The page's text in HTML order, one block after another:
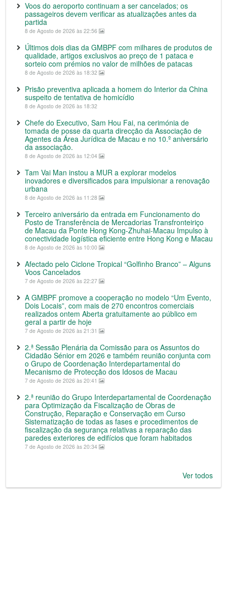
Voos do aeroporto continuam a ser cancelados; os
passageiros devem verificar as atualizações antes da
partida
8 de Agosto de 2026 às 22:56
Últimos dois dias da GMBPF com milhares de produtos de
qualidade, artigos exclusivos ao preço de 1 pataca e
sorteio com prémios no valor de milhões de patacas
8 de Agosto de 2026 às 18:32
Prisão preventiva aplicada a homem do Interior da China
suspeito de tentativa de homicídio
8 de Agosto de 2026 às 18:32
Chefe do Executivo, Sam Hou Fai, na cerimónia de
tomada de posse da quarta direcção da Associação de
Agentes da Área Jurídica de Macau e no 10.º aniversário
da associação.
8 de Agosto de 2026 às 12:04
Tam Vai Man instou a MUR a explorar modelos
inovadores e diversificados para impulsionar a renovação
urbana
8 de Agosto de 2026 às 11:28
Terceiro aniversário da entrada em Funcionamento do
Posto de Transferência de Mercadorias Transfronteiriço
de Macau da Ponte Hong Kong-Zhuhai-Macau Impulso à
conectividade logística eficiente entre Hong Kong e Macau
8 de Agosto de 2026 às 10:00
Afectado pelo Ciclone Tropical “Golfinho Branco” – Alguns
Voos Cancelados
7 de Agosto de 2026 às 22:27
A GMBPF promove a cooperação no modelo “Um Evento,
Dois Locais”, com mais de 270 encontros comerciais
realizados ontem Aberta gratuitamente ao público em
geral a partir de hoje
7 de Agosto de 2026 às 21:31
2.ª Sessão Plenária da Comissão para os Assuntos do
Cidadão Sénior em 2026 e também reunião conjunta com
o Grupo de Coordenação Interdepartamental do
Mecanismo de Protecção dos Idosos de Macau
7 de Agosto de 2026 às 20:41
2.ª reunião do Grupo Interdepartamental de Coordenação
para Optimização da Fiscalização de Obras de
Construção, Reparação e Conservação em Curso
Sistematização de todas as fases e procedimentos de
fiscalização da segurança relativas a reparação das
paredes exteriores de edifícios que foram habitados
7 de Agosto de 2026 às 20:34
Ver todos